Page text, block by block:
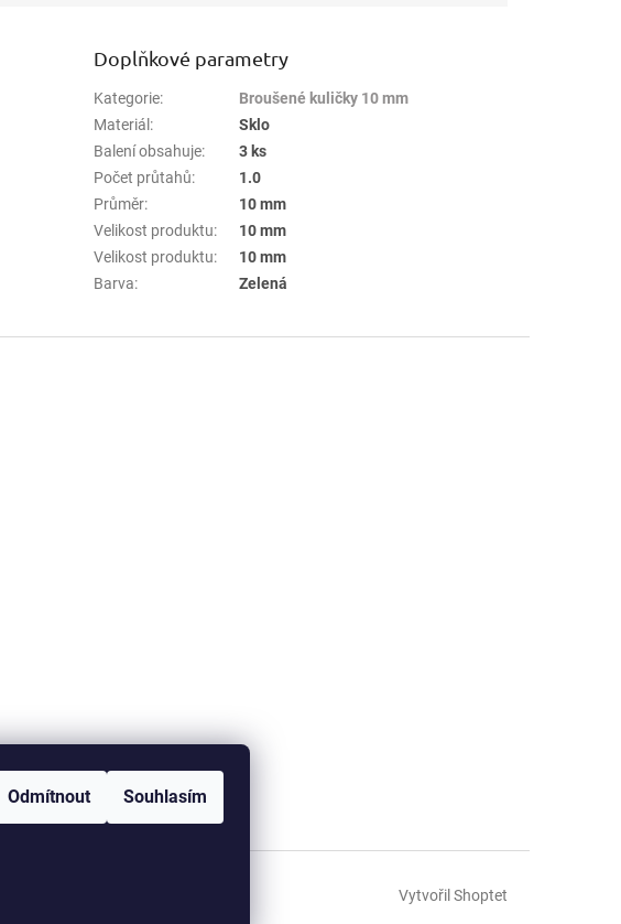
Odmítnout Souhlasím
Doplňkové parametry
Kategorie:
Broušené kuličky 10 mm
Materiál :
Sklo
Balení obsahuje:
3 ks
Počet průtahů:
1.0
Průměr:
10 mm
Velikost produktu:
10 mm
Velikost produktu:
10 mm
Barva: Zelená
Vytvořil Shoptet